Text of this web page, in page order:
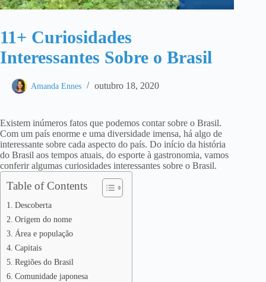
11+ Curiosidades
Interessantes Sobre o Brasil
Amanda Ennes outubro 18, 2020
Existem inúmeros fatos que podemos contar sobre o Brasil.
Com um país enorme e uma diversidade imensa, há algo de
interessante sobre cada aspecto do país. Do início da história
do Brasil aos tempos atuais, do esporte à gastronomia, vamos
conferir algumas curiosidades interessantes sobre o Brasil.
Table of Contents
Descoberta
Origem do nome
Área e população
Capitais
Regiões do Brasil
Comunidade japonesa